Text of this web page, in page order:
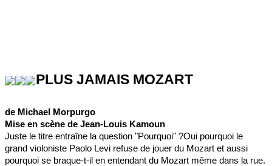
PLUS JAMAIS MOZART
de Michael Morpurgo
Mise en scène de Jean-Louis Kamoun
Juste le titre entraîne la question "Pourquoi" ?Oui pourquoi le
grand violoniste Paolo Levi refuse de jouer du Mozart et aussi
pourquoi se braque-t-il en entendant du Mozart même dans la rue.